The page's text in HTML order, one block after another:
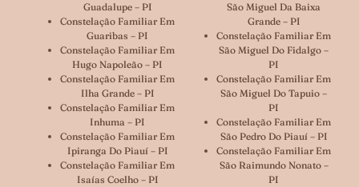
Guadalupe – PI
Constelação Familiar Em
Guaribas – PI
Constelação Familiar Em
Hugo Napoleão – PI
Constelação Familiar Em
Ilha Grande – PI
Constelação Familiar Em
Inhuma – PI
Constelação Familiar Em
Ipiranga Do Piauí – PI
Constelação Familiar Em
Isaías Coelho – PI
São Miguel Da Baixa
Grande – PI
Constelação Familiar Em
São Miguel Do Fidalgo –
PI
Constelação Familiar Em
São Miguel Do Tapuio –
PI
Constelação Familiar Em
São Pedro Do Piauí – PI
Constelação Familiar Em
São Raimundo Nonato –
PI